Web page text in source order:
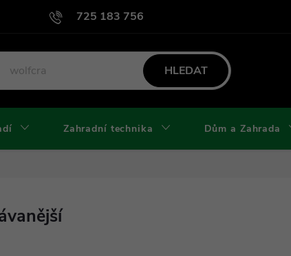
725 183 756
užití webu Podmínky ochrany osobních údajů a cookies
HLEDAT
Zahradní technika Dům a Zahrada